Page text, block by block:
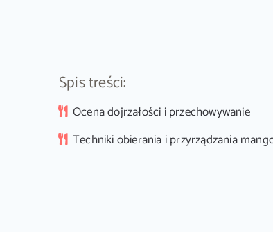
Spis treści:
Ocena dojrzałości i przechowywanie
Techniki obierania i przyrządzania